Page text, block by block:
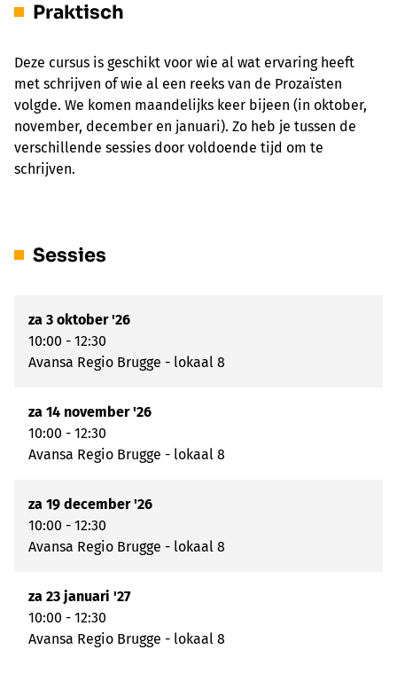
Praktisch
Deze cursus is geschikt voor wie al wat ervaring heeft
met schrijven of wie al een reeks van de Prozaïsten
volgde. We komen maandelijks keer bijeen (in oktober,
november, december en januari). Zo heb je tussen de
verschillende sessies door voldoende tijd om te
schrijven.
Sessies
za 3 oktober '26
10:00 - 12:30
Avansa Regio Brugge - lokaal 8
za 14 november '26
10:00 - 12:30
Avansa Regio Brugge - lokaal 8
za 19 december '26
10:00 - 12:30
Avansa Regio Brugge - lokaal 8
za 23 januari '27
10:00 - 12:30
Avansa Regio Brugge - lokaal 8